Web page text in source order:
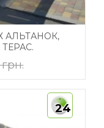
АЛЬТАНОК,
24